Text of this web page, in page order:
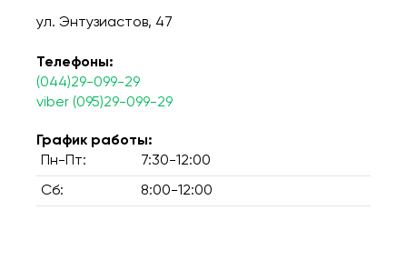
ул. Энтузиастов, 47
Телефоны:
(044)29-099-29
viber (095)29-099-29
График работы:
Пн-Пт:
7:30-12:00
Сб: 8:00-12:00